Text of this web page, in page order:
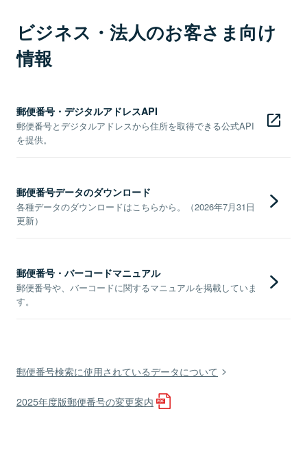
ビジネス・法人のお客さま向け
情報
郵便番号・デジタルアドレスAPI
郵便番号とデジタルアドレスから住所を取得できる公式API
を提供。
郵便番号データのダウンロード
各種データのダウンロードはこちらから。（2026年7月31日
更新）
郵便番号・バーコードマニュアル
郵便番号や、バーコードに関するマニュアルを掲載していま
す。
郵便番号検索に使用されているデータについて
2025年度版郵便番号の変更案内